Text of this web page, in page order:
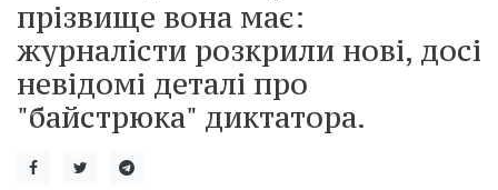
прізвище вона має:
журналісти розкрили нові, досі
невідомі деталі про
"байстрюка" диктатора.